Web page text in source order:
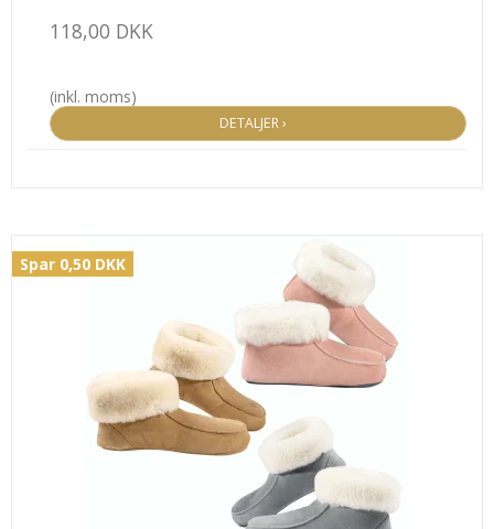
118,00 DKK
(inkl. moms)
DETALJER ›
Spar 0,50 DKK